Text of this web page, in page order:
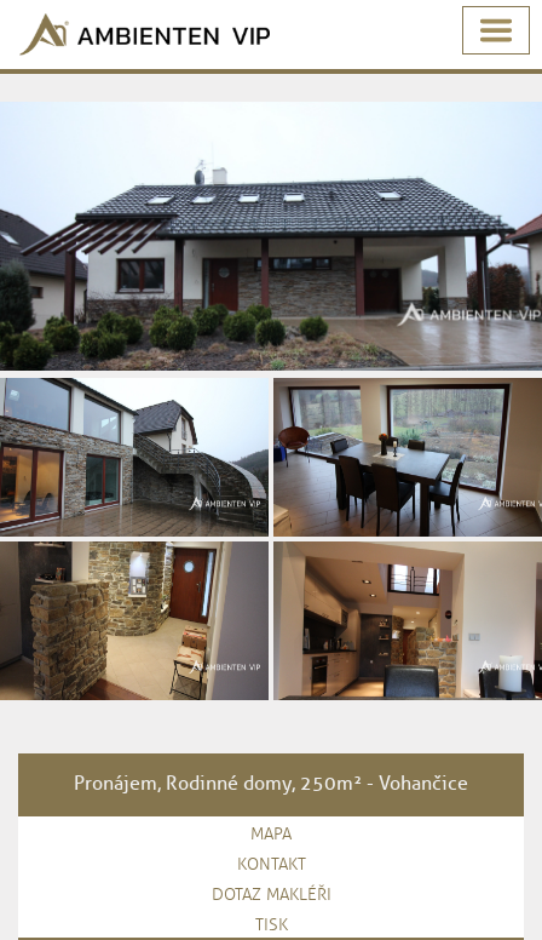
Pronájem, Rodinné domy, 250m² - Vohančice
MAPA
KONTAKT
DOTAZ MAKLÉŘI
TISK